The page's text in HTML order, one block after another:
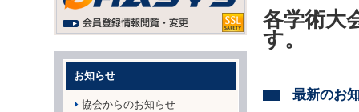
各学術大
す。
最新のお
お知らせ
協会からのお知らせ